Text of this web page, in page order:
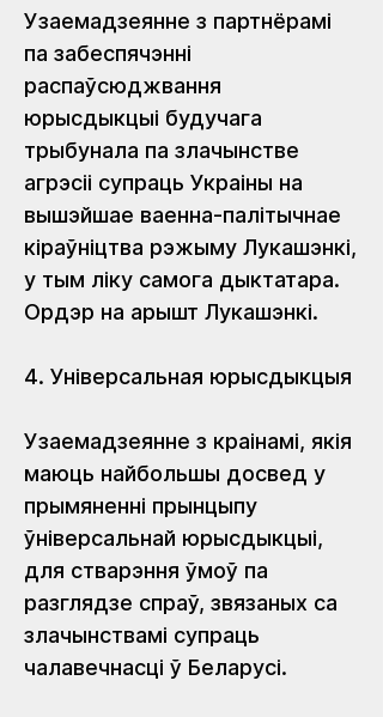
Узаемадзеянне з партнёрамі
па забеспячэнні
распаўсюджвання
юрысдыкцыі будучага
трыбунала па злачынстве
агрэсіі супраць Украіны на
вышэйшае ваенна-палітычнае
кіраўніцтва рэжыму Лукашэнкі,
у тым ліку самога дыктатара.
Ордэр на арышт Лукашэнкі.
4. Універсальная юрысдыкцыя
Узаемадзеянне з краінамі, якія
маюць найбольшы досвед у
прымяненні прынцыпу
ўніверсальнай юрысдыкцыі,
для стварэння ўмоў па
разглядзе спраў, звязаных са
злачынствамі супраць
чалавечнасці ў Беларусі.